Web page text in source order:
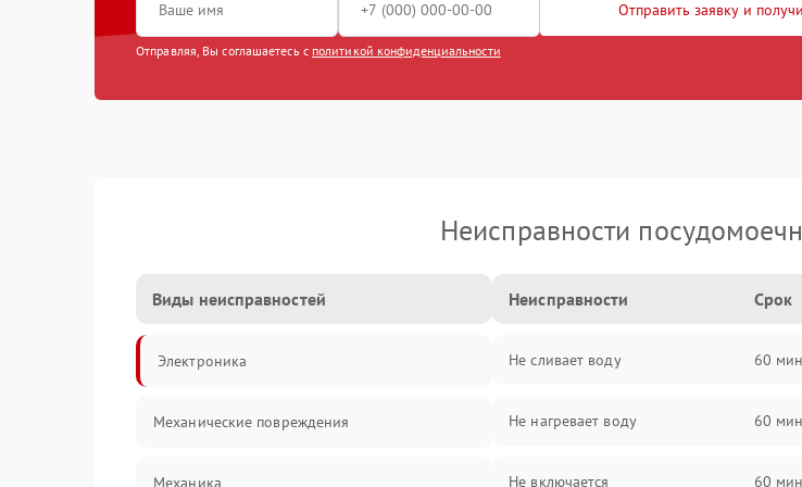
Отправить заявку и
Отправляя, Вы соглашаетесь с политикой конфиденциальности
Неисправности
Виды неисправностей
Электроника
Механические повреждения
Механика
Неисправности Срок
Не сливает воду 60 мин
Не нагревает воду 60 мин
Не включается 60 мин